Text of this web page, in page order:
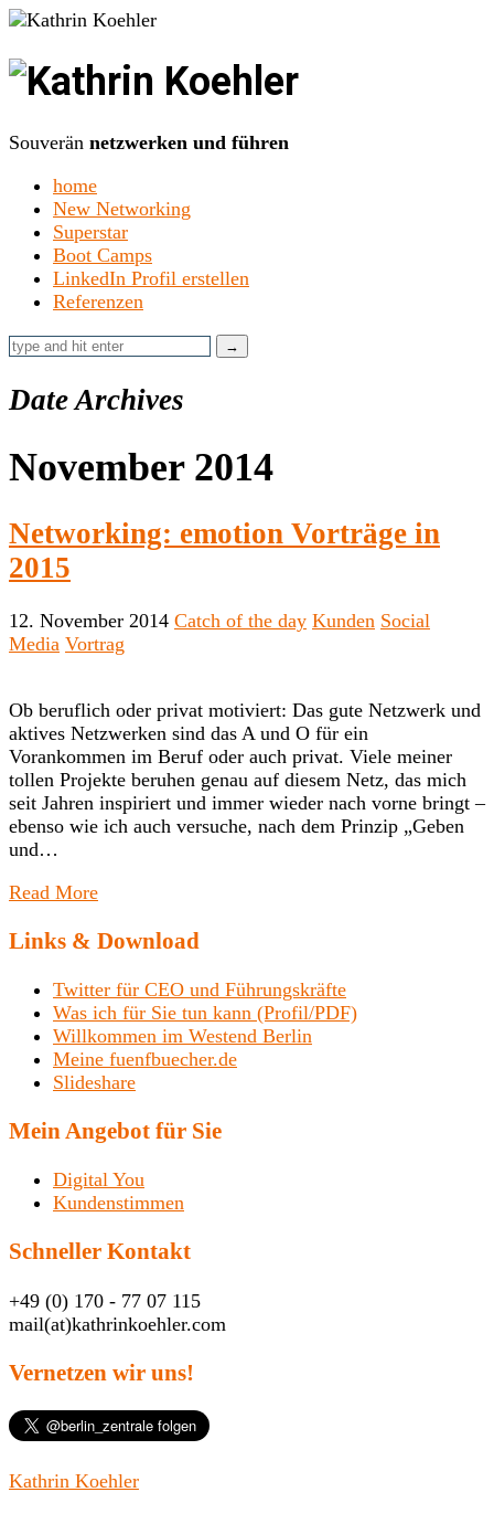
Kathrin
Koehler
Souverän netzwerken und führen
home
New Networking
Superstar
Boot Camps
LinkedIn Profil erstellen
Referenzen
Date Archives
November 2014
Networking: emotion Vorträge in
2015
12. November 2014 Catch of the day Kunden Social
Media Vortrag
Ob beruflich oder privat motiviert: Das gute Netzwerk und
aktives Netzwerken sind das A und O für ein
Vorankommen im Beruf oder auch privat. Viele meiner
tollen Projekte beruhen genau auf diesem Netz, das mich
seit Jahren inspiriert und immer wieder nach vorne bringt –
ebenso wie ich auch versuche, nach dem Prinzip „Geben
und…
Read More
Links & Download
Twitter für CEO und Führungskräfte
Was ich für Sie tun kann (Profil/PDF)
Willkommen im Westend Berlin
Meine fuenfbuecher.de
Slideshare
Mein Angebot für Sie
Digital You
Kundenstimmen
Schneller Kontakt
+49 (0) 170 - 77 07 115
mail(at)kathrinkoehler.com
Vernetzen wir uns!
Kathrin Koehler